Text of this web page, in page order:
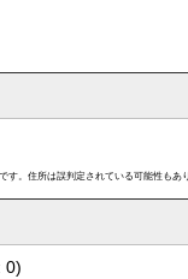
す。住所は誤判定されている可能性もあ
0)